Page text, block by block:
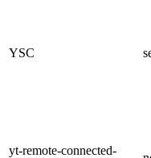
YSC
yt-remote-connected-